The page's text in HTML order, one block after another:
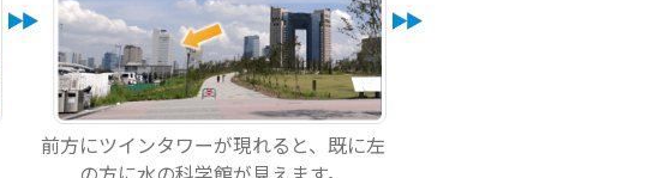
前方にツインタワーが現れると、既に左